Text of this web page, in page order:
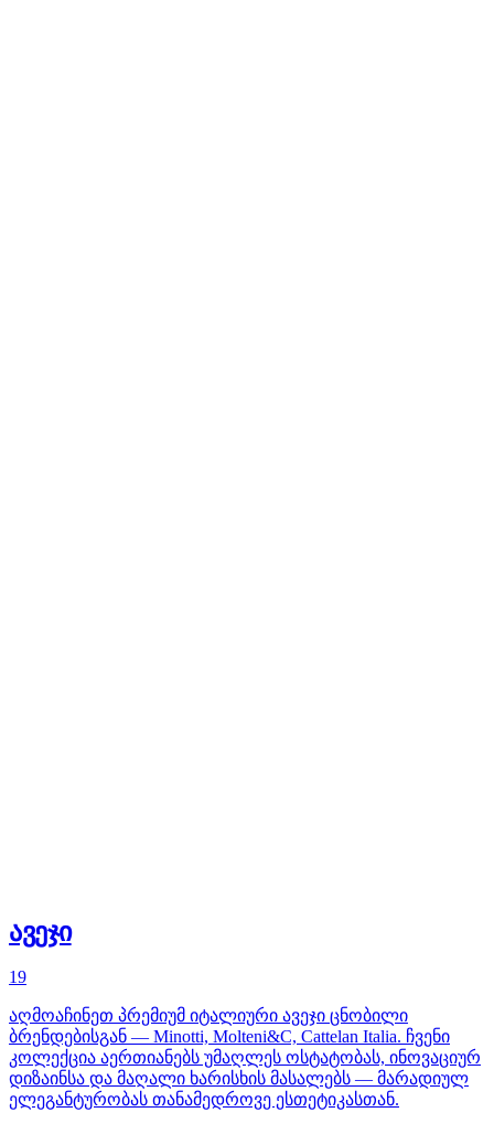
ავეჯი
19
აღმოაჩინეთ პრემიუმ იტალიური ავეჯი ცნობილი
ბრენდებისგან — Minotti, Molteni&C, Cattelan Italia. ჩვენი
კოლექცია აერთიანებს უმაღლეს ოსტატობას, ინოვაციურ
დიზაინსა და მაღალი ხარისხის მასალებს — მარადიულ
ელეგანტურობას თანამედროვე ესთეტიკასთან.